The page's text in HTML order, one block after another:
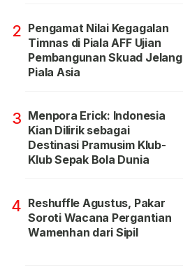
2 Pengamat Nilai Kegagalan
Timnas di Piala AFF Ujian
Pembangunan Skuad Jelang
Piala Asia
3 Menpora Erick: Indonesia
Kian Dilirik sebagai
Destinasi Pramusim Klub-
Klub Sepak Bola Dunia
4 Reshuffle Agustus, Pakar
Soroti Wacana Pergantian
Wamenhan dari Sipil